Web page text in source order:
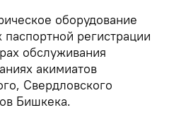
оборудование
паспортной регистрации
обслуживания
акимиатов
Свердловского
Бишкека.